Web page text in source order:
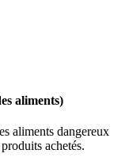
aliments)
aliments dangereux
achetés.